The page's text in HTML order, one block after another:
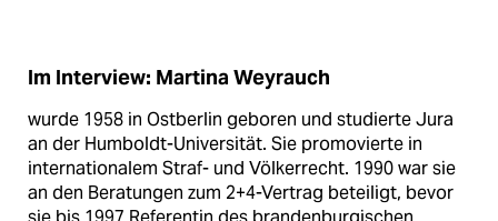
Im Interview: Martina Weyrauch
wurde 1958 in Ostberlin geboren und studierte Jura
an der Humboldt-Universität. Sie promovierte in
internationalem Straf- und Völkerrecht. 1990 war sie
an den Beratungen zum 2+4-Vertrag beteiligt, bevor